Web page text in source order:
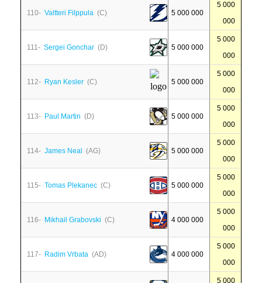
110- Valtteri Filppula (C) 5 000 000
5 000
000
111- Sergei Gonchar (D) 5 000 000
5 000
000
112- Ryan Kesler (C) 5 000 000
5 000
000
113- Paul Martin (D) 5 000 000
5 000
000
114- James Neal (AG) 5 000 000
5 000
000
115- Tomas Plekanec (C) 5 000 000
5 000
000
116- Mikhail Grabovski (C) 4 000 000
5 000
000
117- Radim Vrbata (AD) 4 000 000
5 000
000
5 000